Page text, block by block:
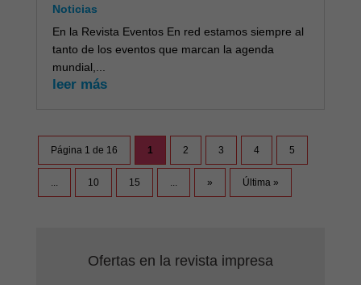
Noticias
En la Revista Eventos En red estamos siempre al
tanto de los eventos que marcan la agenda
mundial,...
leer más
Página 1 de 16 1 2 3 4 5
... 10 15 ... » Última »
Ofertas en la revista impresa